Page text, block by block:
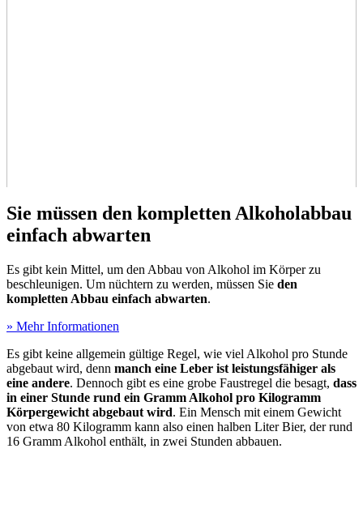
Sie müssen den kompletten Alkoholabbau
einfach abwarten
Es gibt kein Mittel, um den Abbau von Alkohol im Körper zu
beschleunigen. Um nüchtern zu werden, müssen Sie den
kompletten Abbau einfach abwarten.
» Mehr Informationen
Es gibt keine allgemein gültige Regel, wie viel Alkohol pro Stunde
abgebaut wird, denn manch eine Leber ist leistungsfähiger als
eine andere. Dennoch gibt es eine grobe Faustregel die besagt, dass
in einer Stunde rund ein Gramm Alkohol pro Kilogramm
Körpergewicht abgebaut wird. Ein Mensch mit einem Gewicht
von etwa 80 Kilogramm kann also einen halben Liter Bier, der rund
16 Gramm Alkohol enthält, in zwei Stunden abbauen.